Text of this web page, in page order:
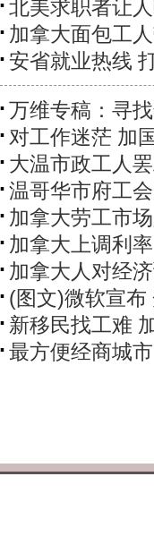
北美求职者让
加拿大面包工
安省就业热线
万维专稿：寻
对工作迷茫 加
大温市政工人
温哥华市府工
加拿大劳工市
加拿大上调利
加拿大人对经
(图文)微软宣
新移民找工难
最方便经商城